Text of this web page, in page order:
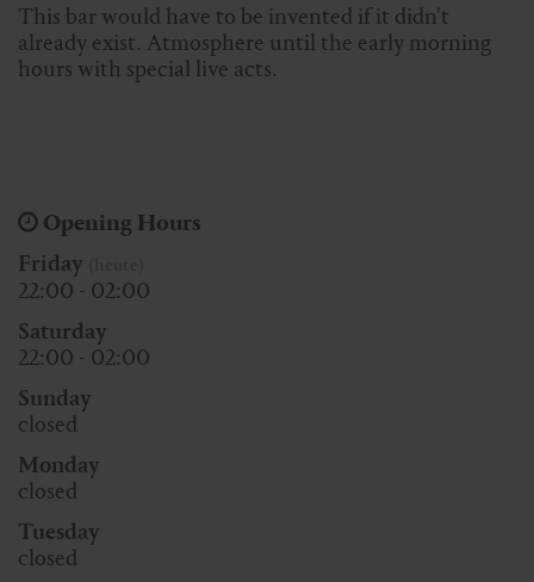
This bar would have to be invented if it didn't
already exist. Atmosphere until the early morning
hours with special live acts.
Opening Hours
Friday
22:00 - 02:00
Saturday
22:00 - 02:00
Sunday
closed
Monday
closed
Tuesday
closed